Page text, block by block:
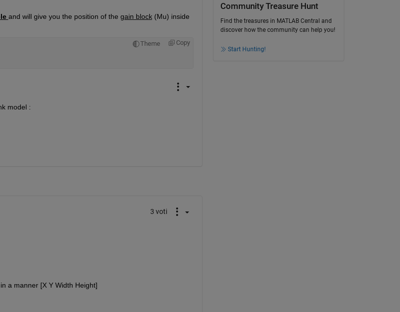
and will give you the position of the gain block (Mu) inside
Theme Copy
model :
3 voti
a manner [X Y Width Height]
Community Treasure Hunt
Find the treasures in MATLAB Central and
discover how the community can help you!
Start Hunting!